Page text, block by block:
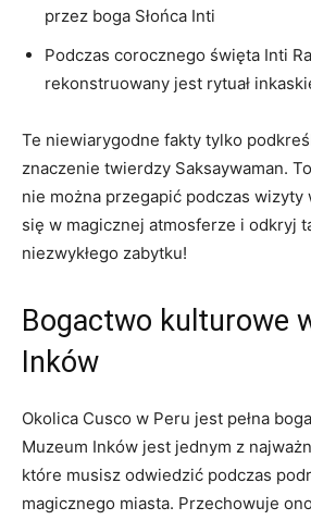
przez boga Słońca Inti
Podczas corocznego święta Inti
‌rekonstruowany ⁣jest ‌rytuał‍
Te niewiarygodne fakty tylko
znaczenie ⁢twierdzy Saksaywaman.
‍nie można przegapić podczas‌ wizyty⁣
się ‌w ​magicznej atmosferze ‍i odkryj
niezwykłego‍ zabytku!
Bogactwo kulturowe
Inków
Okolica ⁤Cusco w ⁢Peru⁤ jest pełna
Muzeum Inków jest jednym z
które musisz odwiedzić podczas
magicznego miasta. Przechowuje